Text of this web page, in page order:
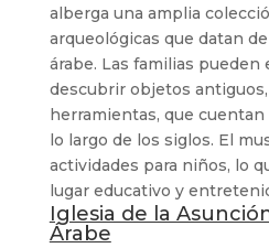
alberga una amplia
arqueológicas que datan
árabe. Las familias pueden
descubrir objetos
herramientas, que cuentan
lo largo de los siglos. El
actividades para niños, lo
lugar educativo y
Iglesia de la
Árabe